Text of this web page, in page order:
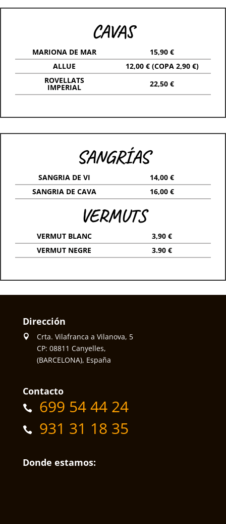
CAVAS
MARIONA DE MAR
15,90 €
ALLUE
12,00 € (COPA 2,90 €)
ROVELLATS
IMPERIAL 22,50 €
SANGRÍAS
SANGRIA DE VI
14,00 €
SANGRIA DE CAVA
16,00 €
VERMUTS
VERMUT BLANC
3,90 €
VERMUT NEGRE
3.90 €
Dirección
Crta. Vilafranca a Vilanova, 5
CP: 08811 Canyelles,
(BARCELONA), España
Contacto
699 54 44 24
931 31 18 35
Donde estamos: